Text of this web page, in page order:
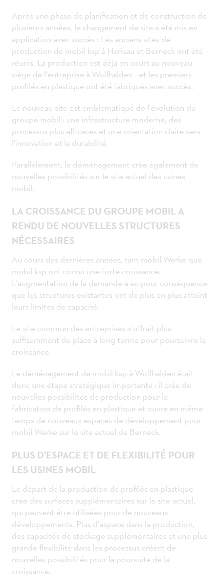
Après une phase de planification et de construction de
plusieurs années, le changement de site a été mis en
application avec succès : Les anciens sites de
production de mobil ksp à Herisau et Berneck ont été
réunis. La production est déjà en cours au nouveau
siège de l'entreprise à Wolfhalden - et les premiers
profilés en plastique ont été fabriqués avec succès.
Le nouveau site est emblématique de l'évolution du
groupe mobil : une infrastructure moderne, des
processus plus efficaces et une orientation claire vers
l'innovation et la durabilité.
Parallèlement, le déménagement crée également de
nouvelles possibilités sur le site actuel des usines
mobil.
LA CROISSANCE DU GROUPE MOBIL A
RENDU DE NOUVELLES STRUCTURES
NÉCESSAIRES
Au cours des dernières années, tant mobil Werke que
mobil ksp ont connu une forte croissance.
L'augmentation de la demande a eu pour conséquence
que les structures existantes ont de plus en plus atteint
leurs limites de capacité.
Le site commun des entreprises n'offrait plus
suffisamment de place à long terme pour poursuivre la
croissance.
Le déménagement de mobil ksp à Wolfhalden était
donc une étape stratégique importante : il crée de
nouvelles possibilités de production pour la
fabrication de profilés en plastique et ouvre en même
temps de nouveaux espaces de développement pour
mobil Werke sur le site actuel de Berneck.
PLUS D'ESPACE ET DE FLEXIBILITÉ POUR
LES USINES MOBIL
Le départ de la production de profilés en plastique
crée des surfaces supplémentaires sur le site actuel,
qui peuvent être utilisées pour de nouveaux
développements. Plus d'espace dans la production,
des capacités de stockage supplémentaires et une plus
grande flexibilité dans les processus créent de
nouvelles possibilités pour la poursuite de la
croissance.